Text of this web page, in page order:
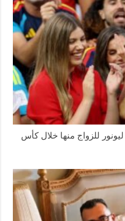
للزواج منها خلال كأس